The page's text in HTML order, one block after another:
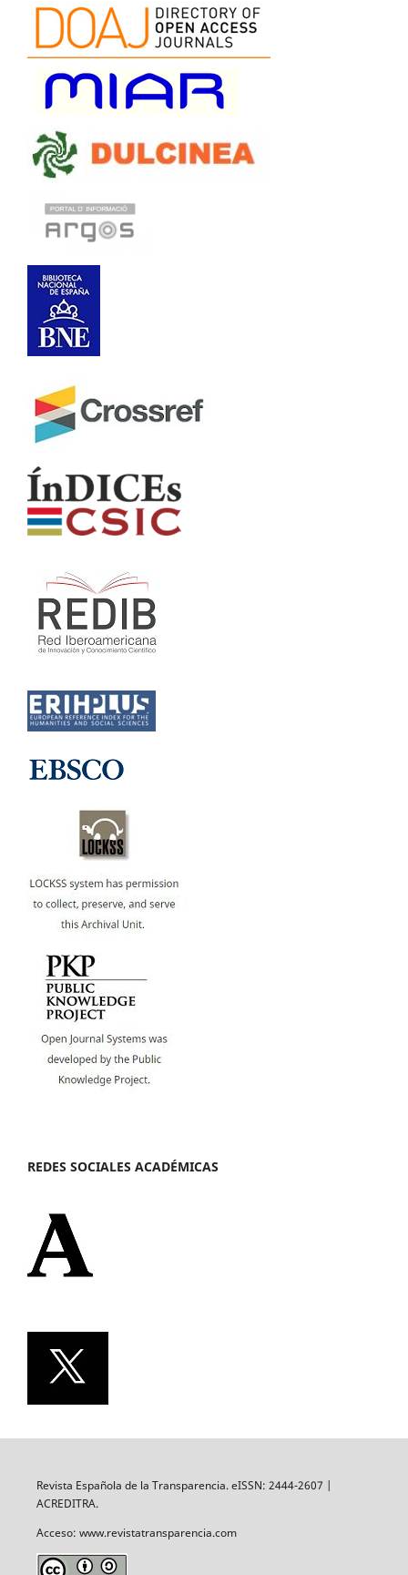
REDES SOCIALES ACADÉMICAS
Revista Española de la Transparencia. eISSN: 2444-2607 |
ACREDITRA.
Acceso: www.revistatransparencia.com